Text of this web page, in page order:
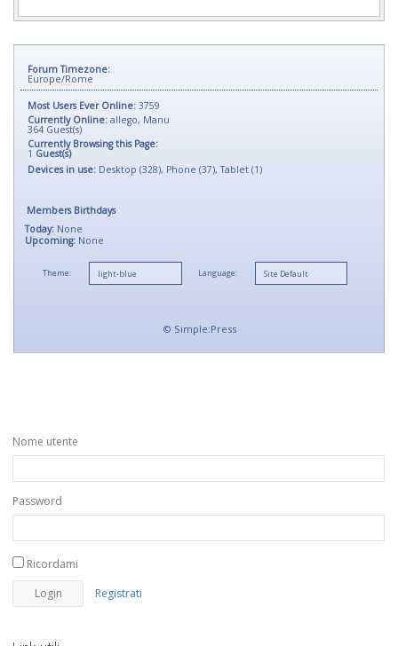
Forum Timezone:
Europe/Rome
Most Users Ever Online: 3759
Currently Online: allego, Manu
364 Guest(s)
Currently Browsing this Page:
1 Guest(s)
Devices in use: Desktop (328), Phone (37), Tablet (1)
Members Birthdays
Today: None
Upcoming: None
Theme: Language:
© Simple:Press
Nome utente
Password
Ricordami
Registrati